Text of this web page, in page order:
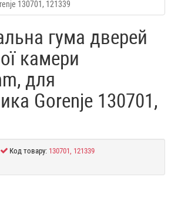
130701, 121339
гума дверей
камери
для
Gorenje 130701,
Код товару: 130701, 121339